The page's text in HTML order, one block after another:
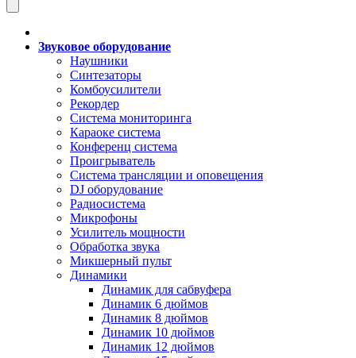
Звуковое оборудование
Наушники
Синтезаторы
Комбоусилители
Рекордер
Система мониторинга
Караоке система
Конференц система
Проигрыватель
Система трансляции и оповещения
DJ оборудование
Радиосистема
Микрофоны
Усилитель мощности
Обработка звука
Микшерный пульт
Динамики
Динамик для сабвуфера
Динамик 6 дюймов
Динамик 8 дюймов
Динамик 10 дюймов
Динамик 12 дюймов